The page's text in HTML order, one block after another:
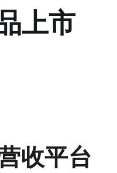
上市
收平台